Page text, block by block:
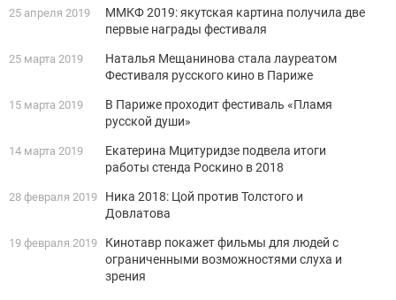
25 апреля 2019
ММКФ 2019: якутская картина получила две
первые награды фестиваля
25 марта 2019
Наталья Мещанинова стала лауреатом
Фестиваля русского кино в Париже
15 марта 2019
В Париже проходит фестиваль «Пламя
русской души»
14 марта 2019
Екатерина Мцитуридзе подвела итоги
работы стенда Роскино в 2018
28 февраля 2019
Ника 2018: Цой против Толстого и
Довлатова
19 февраля 2019
Кинотавр покажет фильмы для людей с
ограниченными возможностями слуха и
зрения